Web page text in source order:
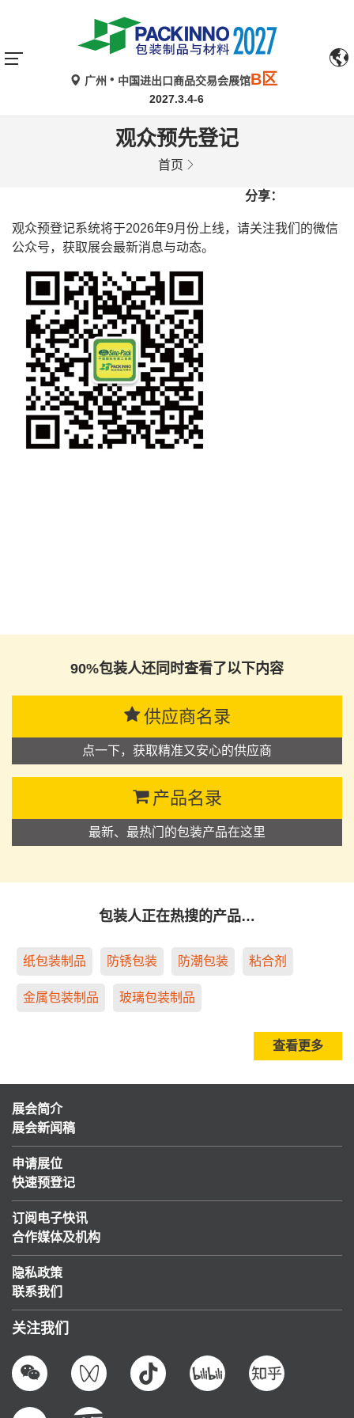
广州 中国进出口商品交易会展馆B区
2027.3.4-6
观众预先登记
首页
分享：
观众预登记系统将于2026年9月份上线，请关注我们的微信
公众号，获取展会最新消息与动态。
90%包装人还同时查看了以下内容
供应商名录
点一下，获取精准又安心的供应商
产品名录
最新、最热门的包装产品在这里
包装人正在热搜的产品…
纸包装制品 防锈包装 防潮包装 粘合剂
金属包装制品 玻璃包装制品
查看更多
展会简介
展会新闻稿
申请展位
快速预登记
订阅电子快讯
合作媒体及机构
隐私政策
联系我们
关注我们